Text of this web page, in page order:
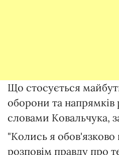
Що стосується
оборони та напрямків
словами Ковальчука,
"Колись я
розповім правду про